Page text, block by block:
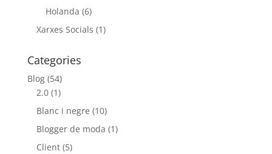
Holanda (6)
Xarxes Socials (1)
Categories
Blog(54)
2.0(1)
Blanc i negre (10)
Blogger de moda (1)
Client(5)